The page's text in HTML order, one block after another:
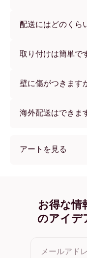
フレームカラーから
配送にはどのくら
用いただけます。ご
取り付けは簡単で
をつけないため、賃
壁に傷がつきます
海外配送はできま
アートを見る
collectionSeasonal
collectionSeasonal
collectionSeasonal
お得な情
のアイデ
メールアド